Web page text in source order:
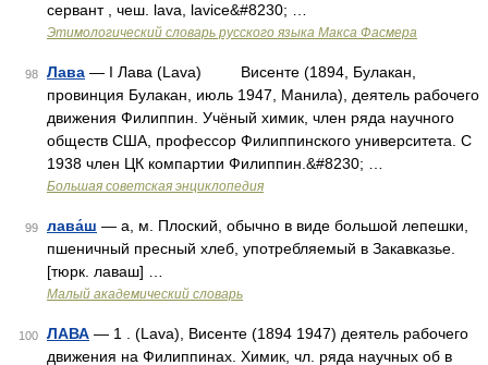
сервант , чеш. lаvа, lavice&#8230; …
Этимологический словарь русского языка Макса Фасмера
98 Лава — I Лава (Lava) Висенте (1894, Булакан,
провинция Булакан, июль 1947, Манила), деятель рабочего
движения Филиппин. Учёный химик, член ряда научного
обществ США, профессор Филиппинского университета. С
1938 член ЦК компартии Филиппин.&#8230; …
Большая советская энциклопедия
99 лава́ш — а, м. Плоский, обычно в виде большой лепешки,
пшеничный пресный хлеб, употребляемый в Закавказье.
[тюрк. лаваш] …
Малый академический словарь
100 ЛАВА — 1 . (Lava), Висенте (1894 1947) деятель рабочего
движения на Филиппинах. Химик, чл. ряда научных об в